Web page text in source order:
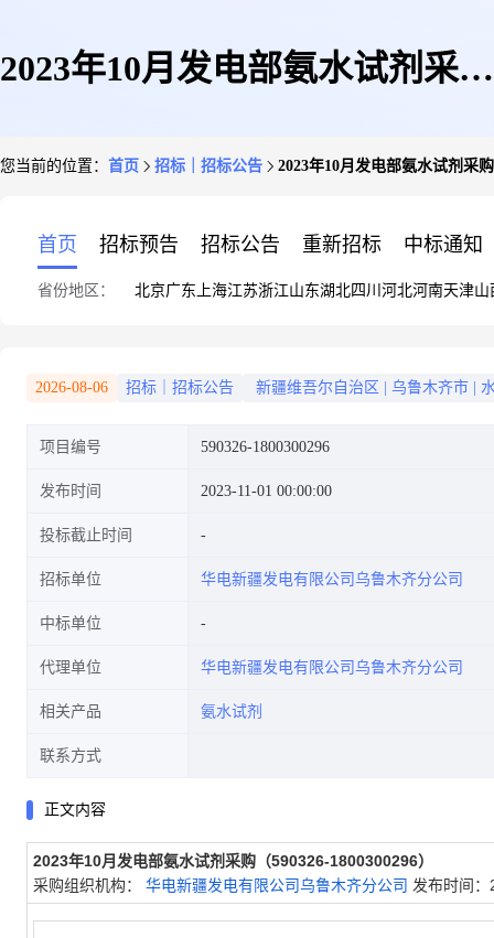
2023年10月发电部氨水试剂采购
您当前的位置： 首页 招标｜招标公告 2023年10月发电部氨水试剂采
首页 招标预告 招标公告 重新招标 中标通知
省份地区： 北京广东 上海江苏浙江山东湖北四川 河北河南天津山
2026-08-06 招标｜招标公告 新疆维吾尔自治区 乌鲁木齐市
项目编号 590326-1800300296
发布时间 2023-11-01 00:00:00
投标截止时间
招标单位 华电新疆发电有限公司乌鲁木齐分公司
中标单位
代理单位 华电新疆发电有限公司乌鲁木齐分公司
相关产品 氨水试剂
联系方式
正文内容
2023年10月发电部氨水试剂采购（590326-1800300296）
采购组织机构： 华电新疆发电有限公司乌鲁木齐分公司 发布时间